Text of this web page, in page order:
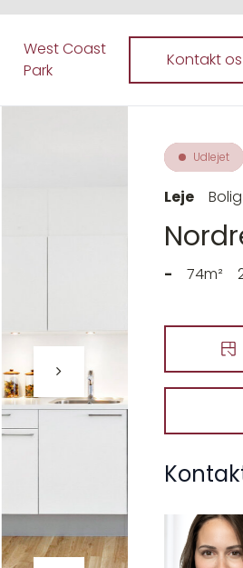
West Coast
Park
Kontakt os
Udlejet
Leje
- 74m²